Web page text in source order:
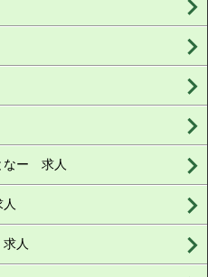
なー 求人
人